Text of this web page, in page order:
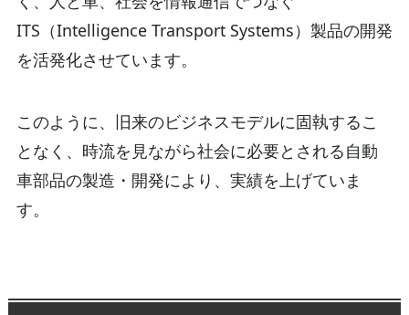
ITS（Intelligence Transport Systems）製品の開発
を活発化させています。
このように、旧来のビジネスモデルに固執するこ
となく、時流を見ながら社会に必要とされる自動
車部品の製造・開発により、実績を上げていま
す。